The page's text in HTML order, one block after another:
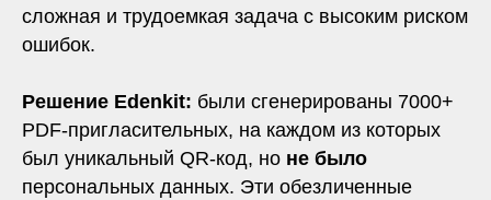
сложная и трудоемкая задача с высоким риском
ошибок.
Решение Edenkit: были сгенерированы 7000+
PDF-пригласительных, на каждом из которых
был уникальный QR-код, но не было
персональных данных. Эти обезличенные